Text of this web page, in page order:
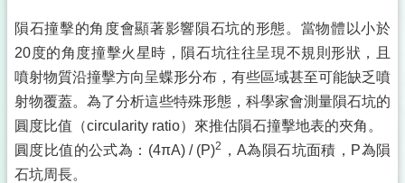
隕石撞擊的角度會顯著影響隕石坑的形態。當物體以小於
20度的角度撞擊火星時，隕石坑往往呈現不規則形狀，且
噴射物質沿撞擊方向呈蝶形分布，有些區域甚至可能缺乏噴
射物覆蓋。為了分析這些特殊形態，科學家會測量隕石坑的
圓度比值（circularity ratio）來推估隕石撞擊地表的夾角。
圓度比值的公式為：(4πA) / (P)2
，A為隕石坑面積，P為隕
石坑周長。